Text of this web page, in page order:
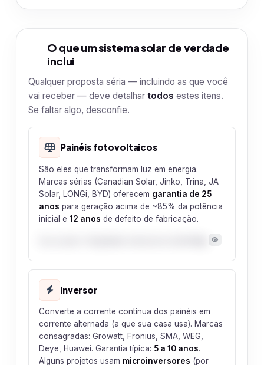
O que um sistema solar de verdade
inclui
Qualquer proposta séria — incluindo as que você
vai receber — deve detalhartodos estes itens.
Se faltar algo, desconfie.
Painéis fotovoltaicos
São eles que transformam luz em energia.
Marcas sérias (Canadian Solar, Jinko, Trina, JA
Solar, LONGi, BYD) oferecem garantia de 25
anos para geração acima de ~85% da potência
inicial e 12 anos de defeito de fabricação.
Inversor
Converte a corrente contínua dos painéis em
corrente alternada (a que sua casa usa). Marcas
consagradas: Growatt, Fronius, SMA, WEG,
Deye, Huawei. Garantia típica: 5 a 10 anos.
Alguns projetos usam microinversores (por